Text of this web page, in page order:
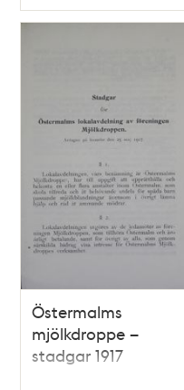
Typ
Östermalms
mjölkdroppe –
stadgar 1917